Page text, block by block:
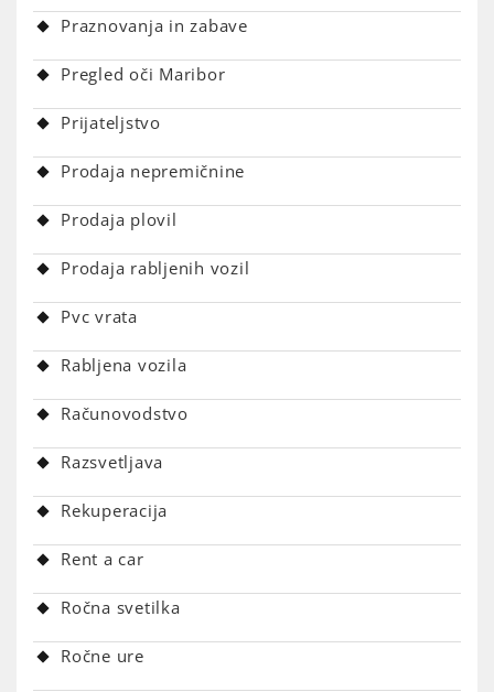
Praznovanja in zabave
Pregled oči Maribor
Prijateljstvo
Prodaja nepremičnine
Prodaja plovil
Prodaja rabljenih vozil
Pvc vrata
Rabljena vozila
Računovodstvo
Razsvetljava
Rekuperacija
Rent a car
Ročna svetilka
Ročne ure